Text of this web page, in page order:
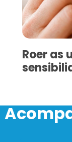
Roer as